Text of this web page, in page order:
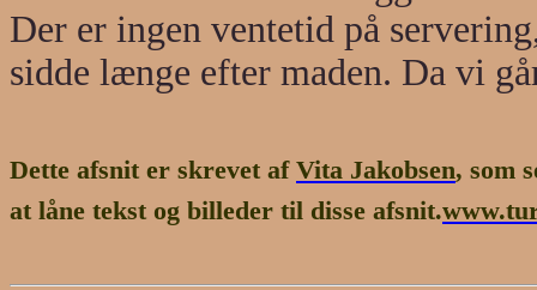
Der er ingen ventetid på
sidde længe efter maden. Da vi
Dette afsnit er skrevet af Vita Jakobsen, som
at låne tekst og billeder til disse afsnit.